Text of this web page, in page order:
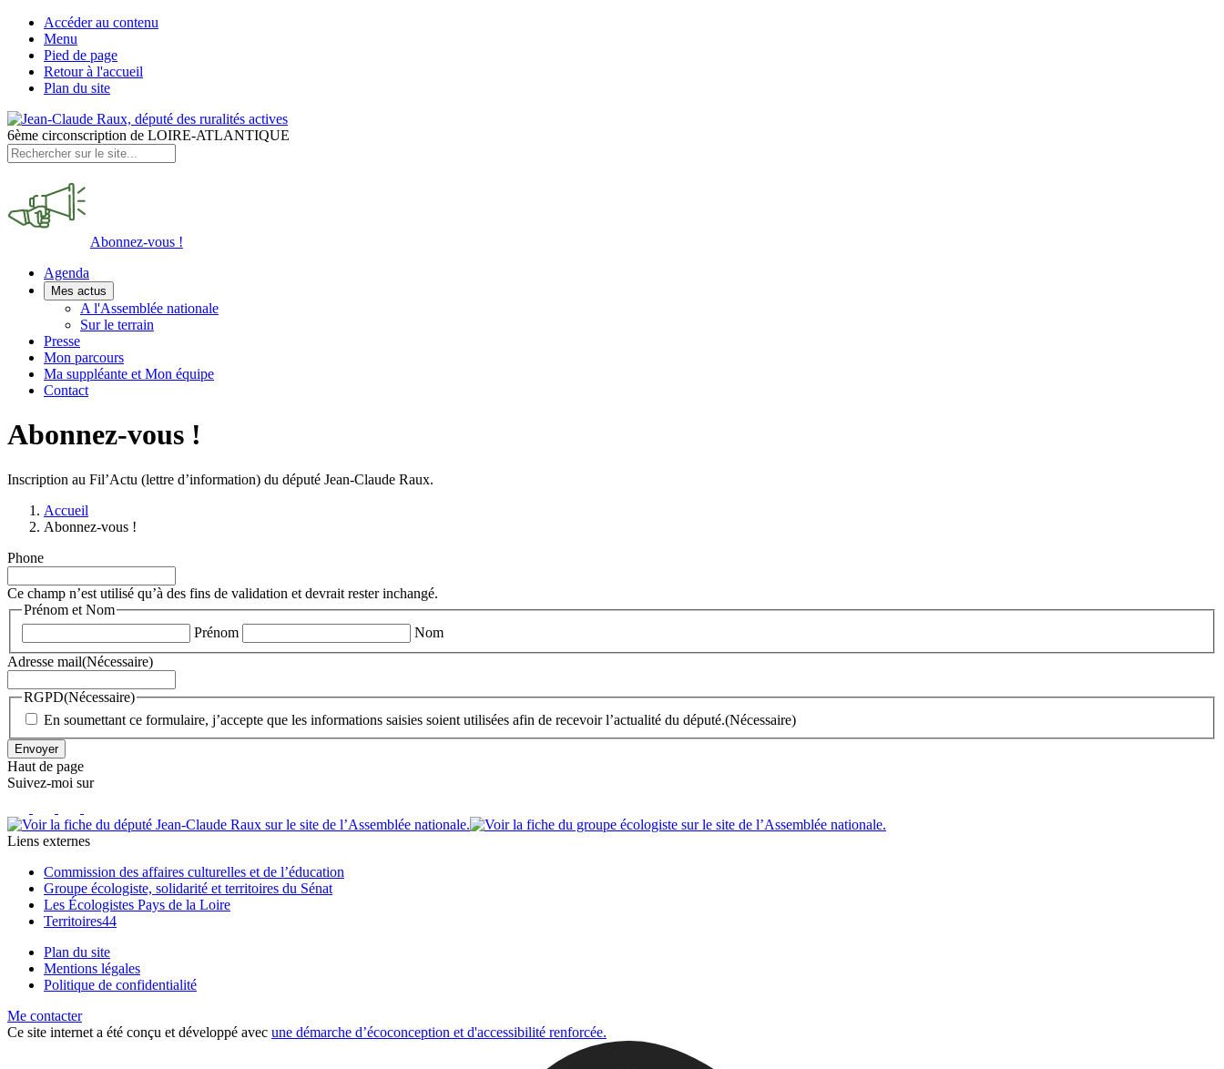
Accéder au contenu
Menu
Pied de page
Retour à l'accueil
Plan du site
6ème circonscription de LOIRE-ATLANTIQUE
Abonnez-vous !
Agenda
Mes actus
A l'Assemblée nationale
Sur le terrain
Presse
Mon parcours
Ma suppléante et Mon équipe
Contact
Abonnez-vous !
Inscription au Fil’Actu (lettre d’information) du député Jean-Claude Raux.
Accueil
Abonnez-vous !
Phone
Ce champ n’est utilisé qu’à des fins de validation et devrait rester inchangé.
Prénom et Nom
Prénom
Nom
Adresse mail(Nécessaire)
RGPD(Nécessaire)
En soumettant ce formulaire, j’accepte que les informations saisies soient utilisées afin de recevoir l’actualité du député.(Nécessaire)
Envoyer
Haut de page
Suivez-moi sur
Liens externes
Commission des affaires culturelles et de l’éducation
Groupe écologiste, solidarité et territoires du Sénat
Les Écologistes Pays de la Loire
Territoires44
Plan du site
Mentions légales
Politique de confidentialité
Me contacter
Ce site internet a été conçu et développé avec une démarche d’écoconception et d'accessibilité renforcée.